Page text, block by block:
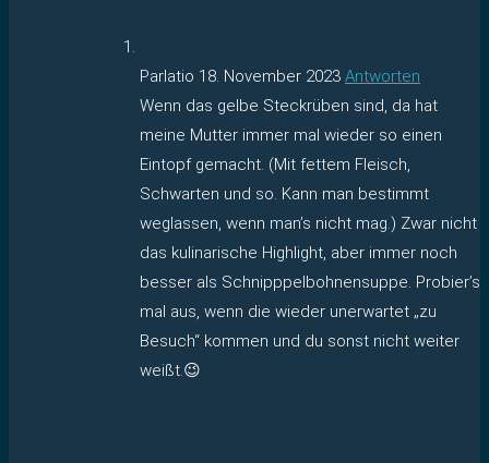
Parlatio 18. November 2023 Antworten
Wenn das gelbe Steckrüben sind, da hat
meine Mutter immer mal wieder so einen
Eintopf gemacht. (Mit fettem Fleisch,
Schwarten und so. Kann man bestimmt
weglassen, wenn man’s nicht mag.) Zwar nicht
das kulinarische Highlight, aber immer noch
besser als Schnipppelbohnensuppe. Probier’s
mal aus, wenn die wieder unerwartet „zu
Besuch“ kommen und du sonst nicht weiter
weißt.😉